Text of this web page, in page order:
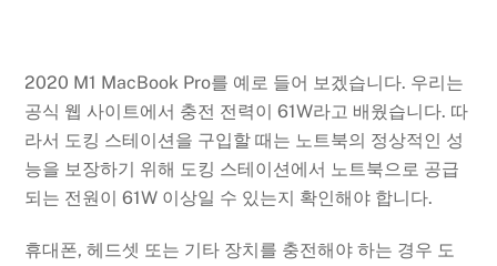
2020 M1 MacBook Pro를 예로 들어 보겠습니다. 우리는
공식 웹 사이트에서 충전 전력이 61W라고 배웠습니다. 따
라서 도킹 ​​스테이션을 구입할 때는 노트북의 정상적인 성
능을 보장하기 위해 도킹 스테이션에서 노트북으로 공급
되는 전원이 61W 이상일 수 있는지 확인해야 합니다.
휴대폰, 헤드셋 또는 기타 장치를 충전해야 하는 경우 도